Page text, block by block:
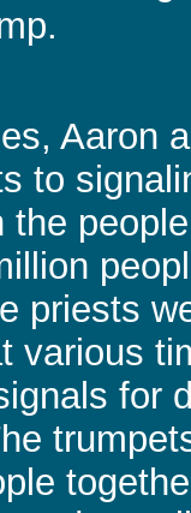
Aaron
to
priests
various
for